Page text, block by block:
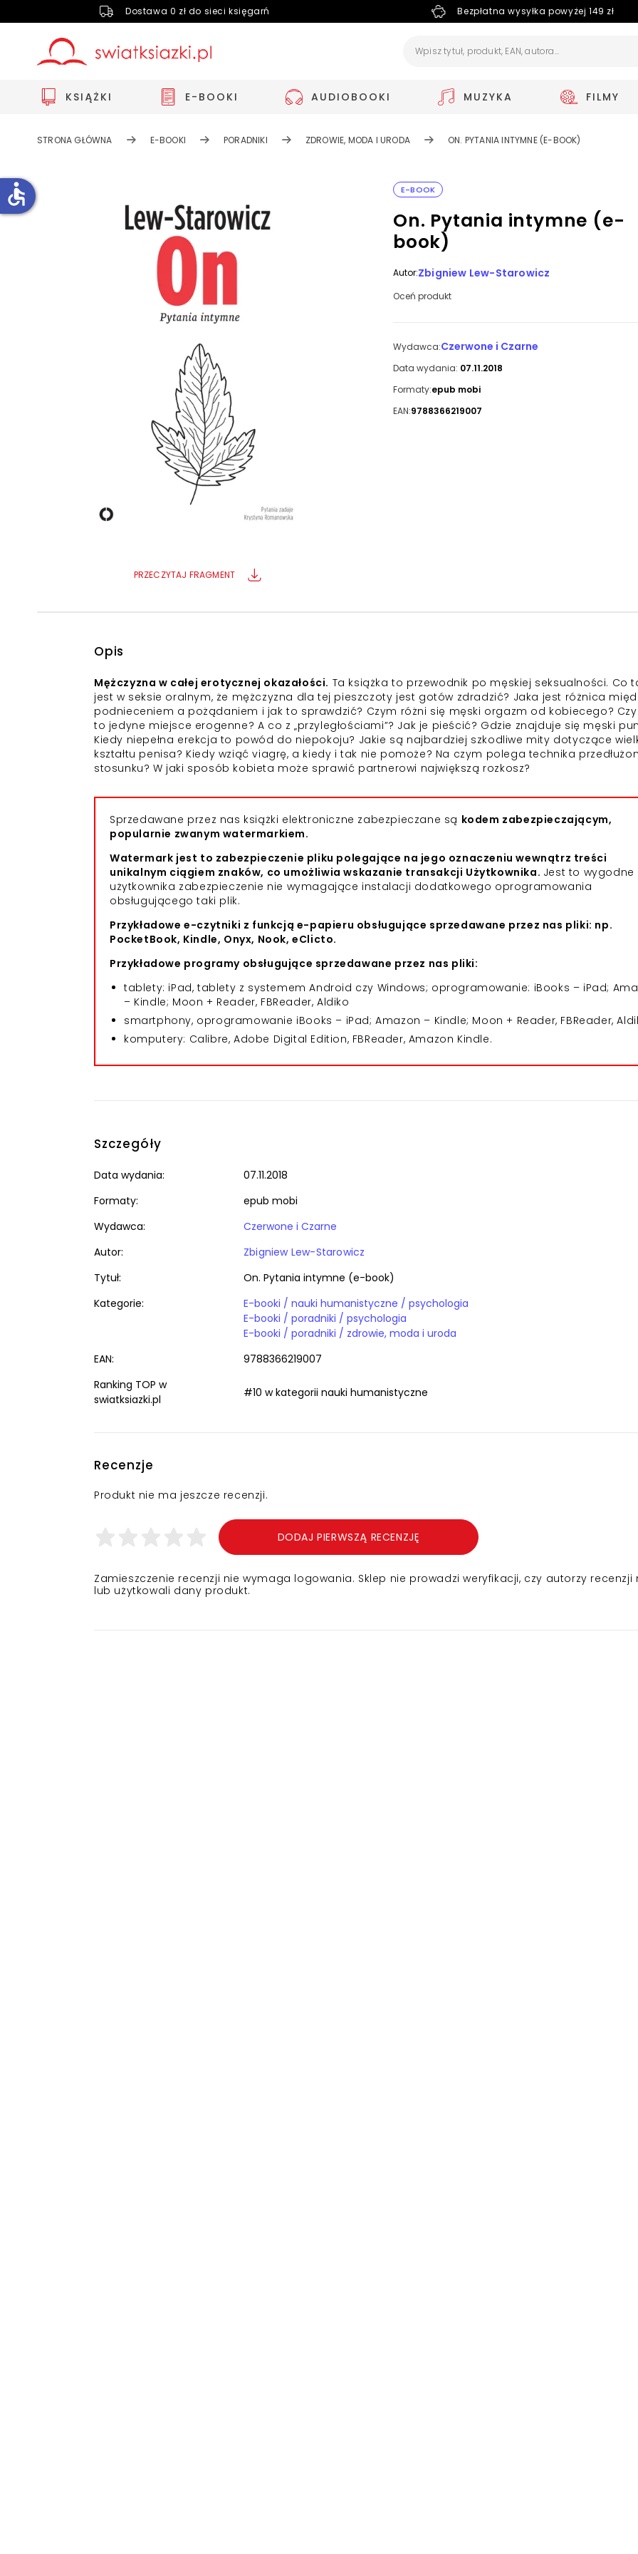
Dostawa 0 zł do sieci księgarń Bezpłatna wysyłka powyżej 149 zł
KSIĄŻKI E-BOOKI AUDIOBOOKI MUZYKA FILMY
STRONA GŁÓWNA E-BOOKI PORADNIKI ZDROWIE, MODA I URODA ON. PYTANIA INTYMNE (E-BOOK)
PRZECZYTAJ FRAGMENT
E-BOOK
On. Pytania intymne (e-
book)
Autor:Zbigniew Lew-Starowicz
Oceń produkt
Wydawca:Czerwone i Czarne
Data wydania: 07.11.2018
Formaty:epub mobi
EAN:9788366219007
Opis
Mężczyzna w całej erotycznej okazałości. Ta książka to przewodnik po męskiej seksualności. Co
jest w seksie oralnym, że mężczyzna dla tej pieszczoty jest gotów zdradzić? Jaka jest różnica
podnieceniem a pożądaniem i jak to sprawdzić? Czym różni się męski orgazm od kobiecego?
to jedyne miejsce erogenne? A co z „przyległościami”? Jak je pieścić? Gdzie znajduje się męski
Kiedy niepełna erekcja to powód do niepokoju? Jakie są najbardziej szkodliwe mity dotyczące
kształtu penisa? Kiedy wziąć viagrę, a kiedy i tak nie pomoże? Na czym polega technika
stosunku? W jaki sposób kobieta może sprawić partnerowi największą rozkosz?
Sprzedawane przez nas książki elektroniczne zabezpieczane są kodem zabezpieczającym,
popularnie zwanym watermarkiem.
Watermark jest to zabezpieczenie pliku polegające na jego oznaczeniu wewnątrz treści
unikalnym ciągiem znaków, co umożliwia wskazanie transakcji Użytkownika. Jest to wygodne
użytkownika zabezpieczenie nie wymagające instalacji dodatkowego oprogramowania
obsługującego taki plik.
Przykładowe e-czytniki z funkcją e-papieru obsługujące sprzedawane przez nas pliki: np.
PocketBook, Kindle, Onyx, Nook, eClicto.
Przykładowe programy obsługujące sprzedawane przez nas pliki:
tablety: iPad, tablety z systemem Android czy Windows; oprogramowanie: iBooks – iPad;
– Kindle; Moon + Reader, FBReader, Aldiko
smartphony, oprogramowanie iBooks – iPad; Amazon – Kindle; Moon + Reader, FBReader,
komputery: Calibre, Adobe Digital Edition, FBReader, Amazon Kindle.
Szczegóły
Data wydania:
07.11.2018
Formaty:
epub mobi
Wydawca:
Czerwone i Czarne
Autor:
Zbigniew Lew-Starowicz
Tytuł:
On. Pytania intymne (e-book)
Kategorie:
E-booki / nauki humanistyczne / psychologia
E-booki / poradniki / psychologia
E-booki / poradniki / zdrowie, moda i uroda
EAN:
9788366219007
Ranking TOP w
swiatksiazki.pl
#10 w kategorii nauki humanistyczne
Recenzje
Produkt nie ma jeszcze recenzji.
DODAJ PIERWSZĄ RECENZJĘ
Zamieszczenie recenzji nie wymaga logowania. Sklep nie prowadzi weryfikacji, czy autorzy recenzji
lub użytkowali dany produkt.
accessible
Zwiększ rozmiar czcionki